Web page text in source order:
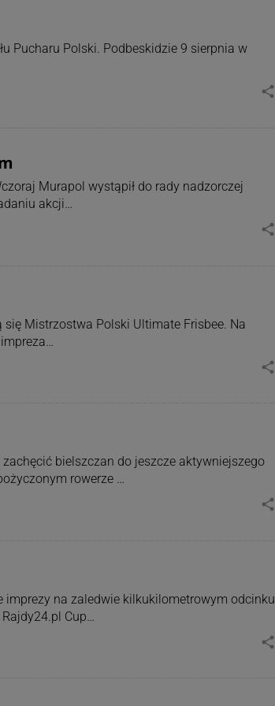
Pucharu Polski. Podbeskidzie 9 sierpnia w
share
Murapol wystąpił do rady nadzorczej
akcji…
share
Mistrzostwa Polski Ultimate Frisbee. Na
share
bielszczan do jeszcze aktywniejszego
rowerze …
share
na zaledwie kilkukilometrowym odcinku
Cup…
share